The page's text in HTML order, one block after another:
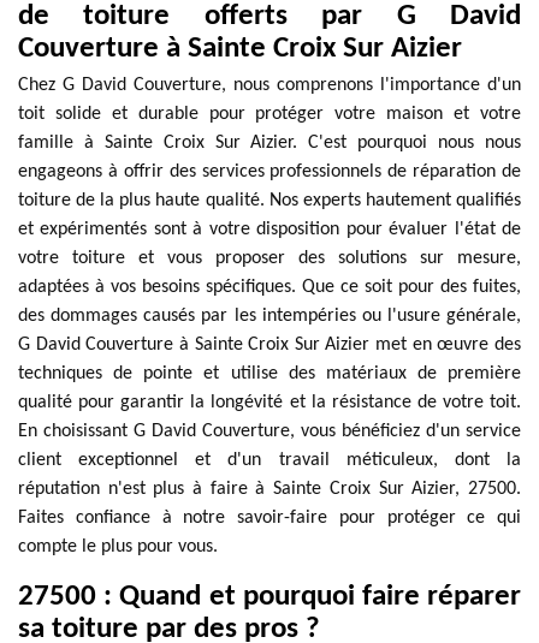
de toiture offerts par G David
Couverture à Sainte Croix Sur Aizier
Chez G David Couverture, nous comprenons l'importance d'un
toit solide et durable pour protéger votre maison et votre
famille à Sainte Croix Sur Aizier. C'est pourquoi nous nous
engageons à offrir des services professionnels de réparation de
toiture de la plus haute qualité. Nos experts hautement qualifiés
et expérimentés sont à votre disposition pour évaluer l'état de
votre toiture et vous proposer des solutions sur mesure,
adaptées à vos besoins spécifiques. Que ce soit pour des fuites,
des dommages causés par les intempéries ou l'usure générale,
G David Couverture à Sainte Croix Sur Aizier met en œuvre des
techniques de pointe et utilise des matériaux de première
qualité pour garantir la longévité et la résistance de votre toit.
En choisissant G David Couverture, vous bénéficiez d'un service
client exceptionnel et d'un travail méticuleux, dont la
réputation n'est plus à faire à Sainte Croix Sur Aizier, 27500.
Faites confiance à notre savoir-faire pour protéger ce qui
compte le plus pour vous.
27500 : Quand et pourquoi faire réparer
sa toiture par des pros ?